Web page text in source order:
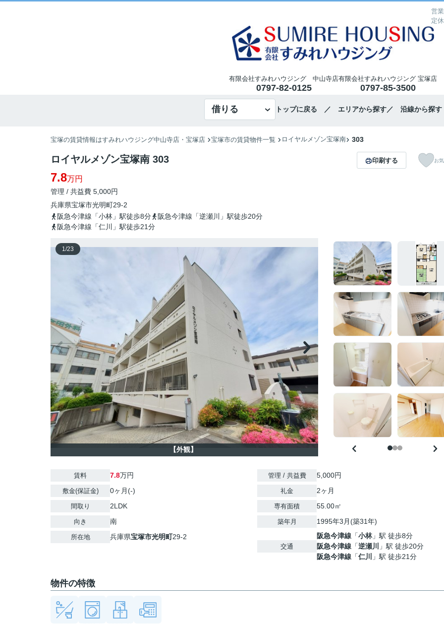
営
定
有限会社すみれハウジング 中山寺店
0797-82-0125
有限会社すみれハウジング 宝塚店
0797-85-3500
借りる トップに戻る ／ エリアから探す／ 沿線から探す
宝塚の賃貸情報はすみれハウジング中山寺店・宝塚店 宝塚市の賃貸物件一覧 ロイヤルメゾン宝塚南 303
ロイヤルメゾン宝塚南 303
7.8万円
管理 / 共益費 5,000円
兵庫県宝塚市光明町29-2
阪急今津線「小林」駅徒歩8分
阪急今津線「逆瀬川」駅徒歩20分
阪急今津線「仁川」駅徒歩21分
印刷する お
1/23
【外観】
賃料 7.8万円
敷金(保証金) 0ヶ月(-)
間取り 2LDK
向き 南
所在地 兵庫県宝塚市光明町29-2
管理 / 共益費 5,000円
礼金 2ヶ月
専有面積 55.00㎡
築年月 1995年3月(築31年)
交通
阪急今津線 「小林」駅 徒歩8分
阪急今津線 「逆瀬川
」駅 徒歩20分
阪急今津線 「仁川 」駅 徒歩21分
物件の特徴